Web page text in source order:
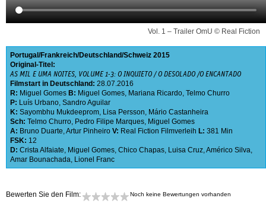
Vol. 1 – Trailer OmU © Real Fiction
Portugal Frankreich Deutschland Schweiz 2015
Original-Titel:
AS MIL E UMA NOITES, VOLUME 1-3: O INQUIETO / O DESOLADO /O ENCANTADO
Filmstart in Deutschland: 28.07.2016
R: Miguel Gomes B: Miguel Gomes, Mariana Ricardo, Telmo Churro
P: Luís Urbano, Sandro Aguilar
K: Sayombhu Mukdeeprom, Lisa Persson, Mário Castanheira
Sch: Telmo Churro, Pedro Filipe Marques, Miguel Gomes
A: Bruno Duarte,Artur Pinheiro V: Real Fiction Filmverleih L: 381 Min
FSK: 12
D: Crista Alfaiate, Miguel Gomes, Chico Chapas, Luisa Cruz,Américo Silva,
Amar Bounachada, Lionel Franc
Bewerten Sie den Film: Noch keine Bewertungen vorhanden